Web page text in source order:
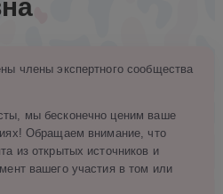
члены экспертного сообщества
мы бесконечно ценим ваше
Обращаем внимание, что
из открытых источников и
вашего участия в том или